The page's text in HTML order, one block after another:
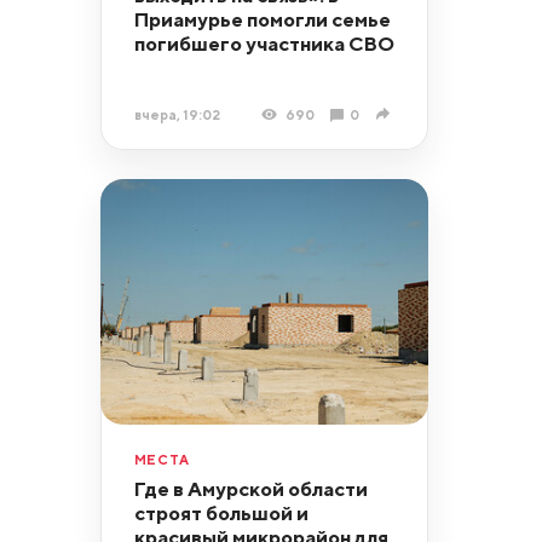
Приамурье помогли семье
погибшего участника СВО
вчера, 19:02 690 0
МЕСТА
Где в Амурской области
строят большой и